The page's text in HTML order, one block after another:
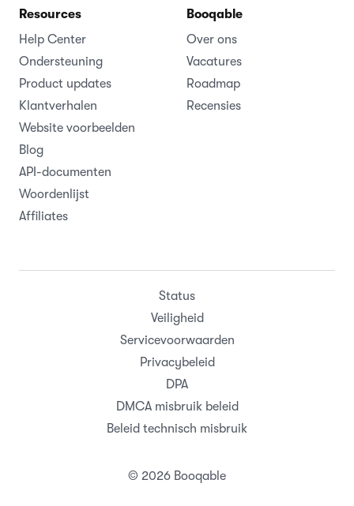
Resources
Help Center
Ondersteuning
Product updates
Klantverhalen
Website voorbeelden
Blog
API-documenten
Woordenlijst
Affiliates
Booqable
Over ons
Vacatures
Roadmap
Recensies
© 2026 Booqable
Status
Veiligheid
Servicevoorwaarden
Privacybeleid
DPA
DMCA misbruik beleid
Beleid technisch misbruik